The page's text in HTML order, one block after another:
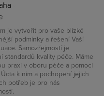
-
je vytvořit pro vaše blízké
podmínky a řešení Vaší
Samozřejmostí je
standardů kvality péče. Máme
praxi v oboru péče a pomoci
k nim a pochopení jejich
potřeb je pro nás